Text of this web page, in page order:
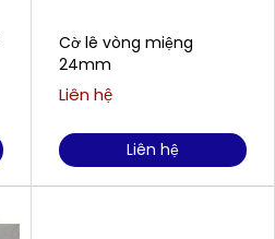
Cờ lê vòng miệng
24mm
Liên hệ
Liên hệ